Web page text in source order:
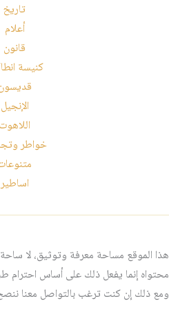
تاريخ
أعلام
قانون
كنيسة
الإنجيل
اللاهوت
خواطر
اساطير
هذا الموقع مساحة معرفة وتوثيق، لا
محتواه إنما يفعل ذلك على أساس احترام
ومع ذلك إن كنت ترغب بالتواصل معنا